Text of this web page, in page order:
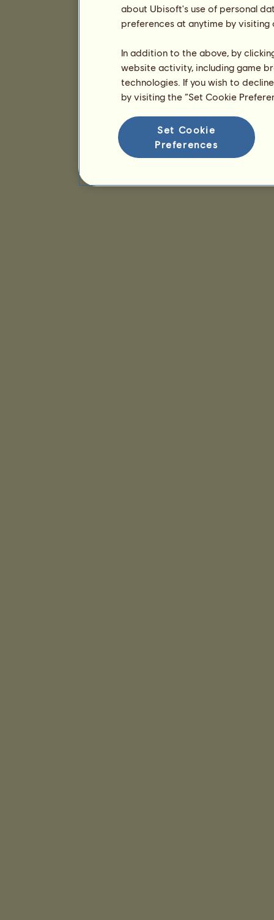
about Ubisoft's use of personal
preferences at anytime by
In addition to the above, by
website activity, including game
technologies. If you wish to
by visiting the “Set Cookie
Set Cookie
Preferences